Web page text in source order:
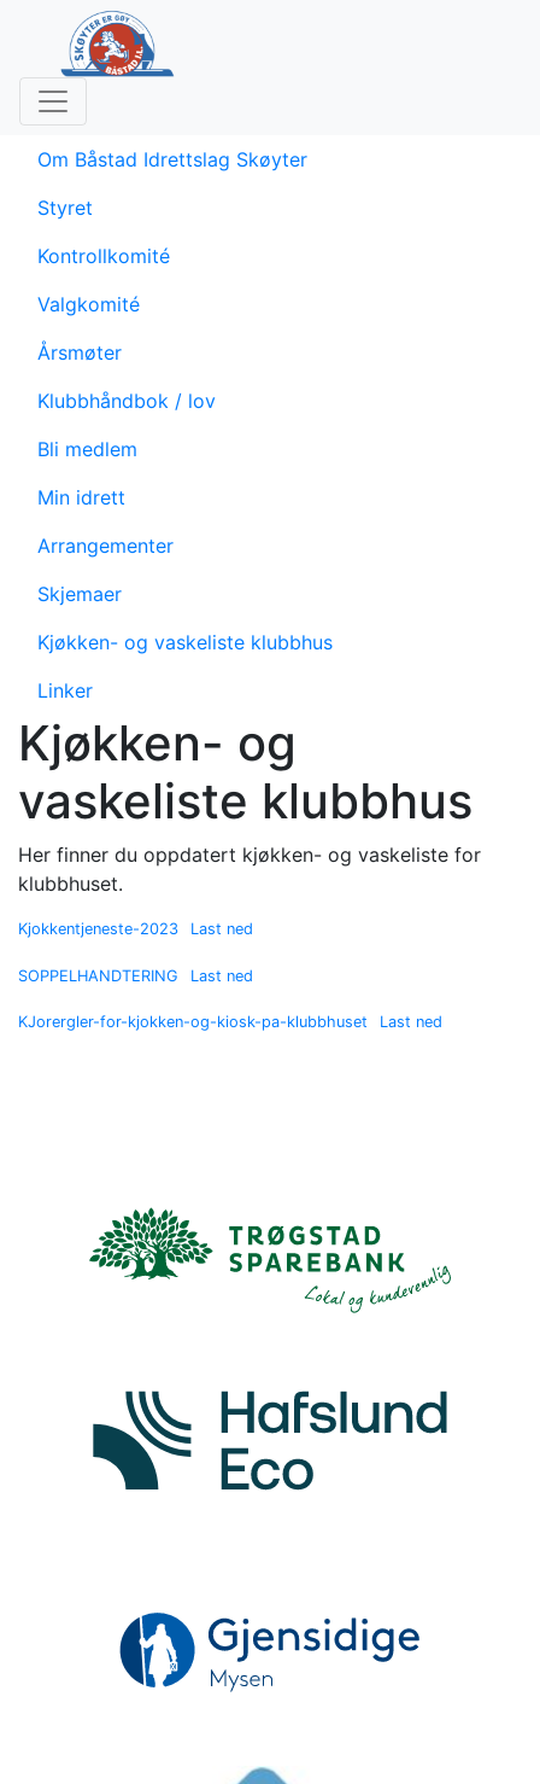
Om Båstad Idrettslag Skøyter
Styret
Kontrollkomité
Valgkomité
Årsmøter
Klubbhåndbok / lov
Bli medlem
Min idrett
Arrangementer
Skjemaer
Kjøkken- og vaskeliste klubbhus
Linker
Kjøkken- og
vaskeliste klubbhus
Her finner du oppdatert kjøkken- og vaskeliste for
klubbhuset.
Kjokkentjeneste-2023 Last ned
SOPPELHANDTERING Last ned
KJorergler-for-kjokken-og-kiosk-pa-klubbhuset Last ned